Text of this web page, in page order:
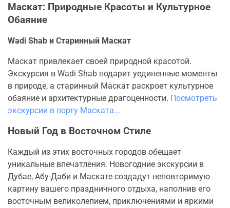
Маскат: Природные Красоты и Культурное
Обаяние
Wadi Shab и Старинный Маскат
Маскат привлекает своей природной красотой.
Экскурсия в Wadi Shab подарит уединенные моменты
в природе, а старинный Маскат раскроет культурное
обаяние и архитектурные драгоценности. Посмотреть
экскурсии в порту Маската...
Новый Год в Восточном Стиле
Каждый из этих восточных городов обещает
уникальные впечатления. Новогодние экскурсии в
Дубае, Абу-Даби и Маскате создадут неповторимую
картину вашего праздничного отдыха, наполнив его
восточным великолепием, приключениями и яркими